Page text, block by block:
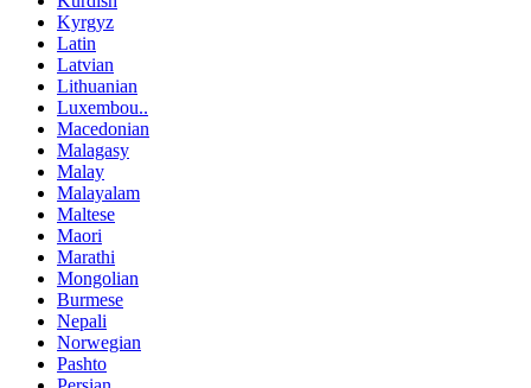
Kyrgyz
Latin
Latvian
Lithuanian
Luxembou..
Macedonian
Malagasy
Malay
Malayalam
Maltese
Maori
Marathi
Mongolian
Burmese
Nepali
Norwegian
Pashto